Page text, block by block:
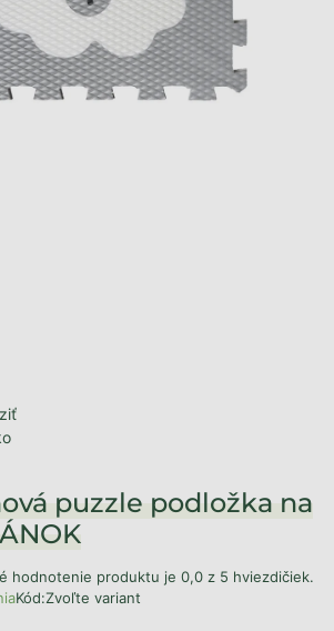
puzzle podložka na
hodnotenie produktu je 0,0 z 5 hviezdičiek.
Kód:Zvoľte variant